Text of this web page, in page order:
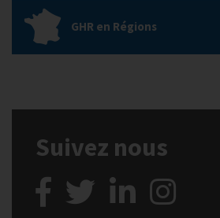
GHR en Régions
Suivez nous